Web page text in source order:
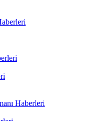
Haberleri